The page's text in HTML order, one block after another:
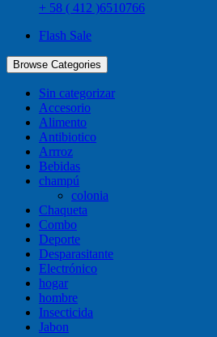
+ 58 ( 412 )6510766
Flash Sale
Browse Categories
Sin categorizar
Accesorio
Alimento
Antibiotico
Arrroz
Bebidas
champú
colonia
Chaqueta
Combo
Deporte
Desparasitante
Electrónico
hogar
hombre
Insecticida
Jabon